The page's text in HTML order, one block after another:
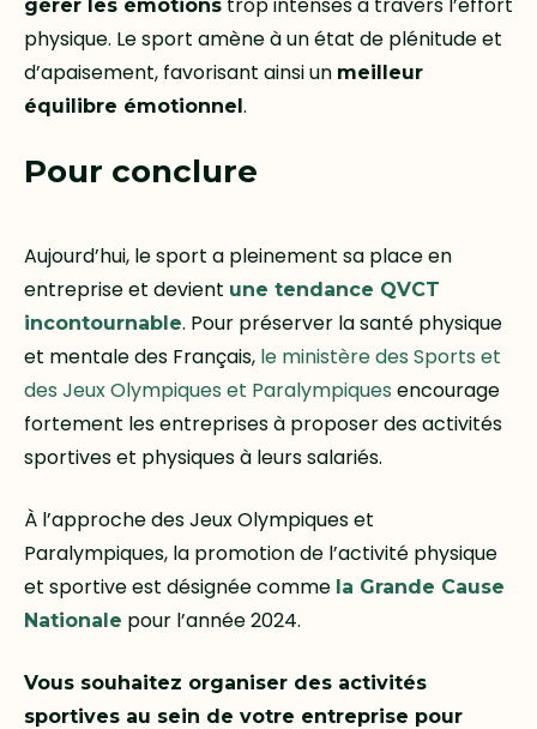
gérer les émotions
physique. Le sport amène à un état de plénitude et
d’apaisement, favorisant ainsi un meilleur
équilibre émotionnel.
Pour conclure
Aujourd’hui, le sport a pleinement sa place en
entreprise et devient une tendance QVCT
incontournable. Pour préserver la santé physique
et mentale des Français, le ministère des Sports et
des Jeux Olympiques et Paralympiques encourage
fortement les entreprises à proposer des activités
sportives et physiques à leurs salariés.
À l’approche des Jeux Olympiques et
Paralympiques, la promotion de l’activité physique
et sportive est désignée comme la Grande Cause
Nationale pour l’année 2024.
Vous souhaitez organiser des activités
sportives au sein de votre entreprise pour